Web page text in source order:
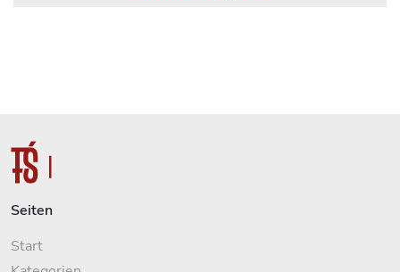
Seiten
Start